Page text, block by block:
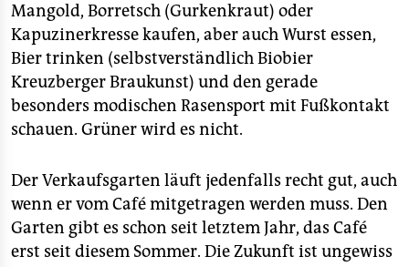
Mangold, Borretsch (Gurkenkraut) oder
Kapuzinerkresse kaufen, aber auch Wurst essen,
Bier trinken (selbstverständlich Biobier
Kreuzberger Braukunst) und den gerade
besonders modischen Rasensport mit Fußkontakt
schauen. Grüner wird es nicht.
Der Verkaufsgarten läuft jedenfalls recht gut, auch
wenn er vom Café mitgetragen werden muss. Den
Garten gibt es schon seit letztem Jahr, das Café
erst seit diesem Sommer. Die Zukunft ist ungewiss